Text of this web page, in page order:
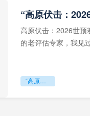
“高原伏击：
高原伏击：2026世预
的老评估专家，我见
“高原伏击：2026世预赛非洲主场绞杀战”